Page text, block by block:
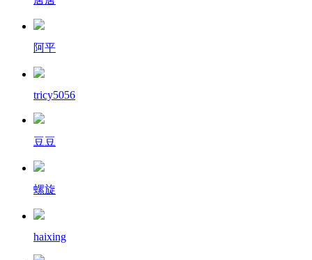
阿平
tricy5056
豆豆
螺旋
haixing